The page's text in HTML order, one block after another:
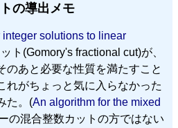
の導出メモ
solutions to linear
ト(Gomory's fractional cut)が、
のあと必要な性質を満たすこと
れがちょっと気に入らなかった
た。(An algorithm for the mixed
の混合整数カットの方ではない